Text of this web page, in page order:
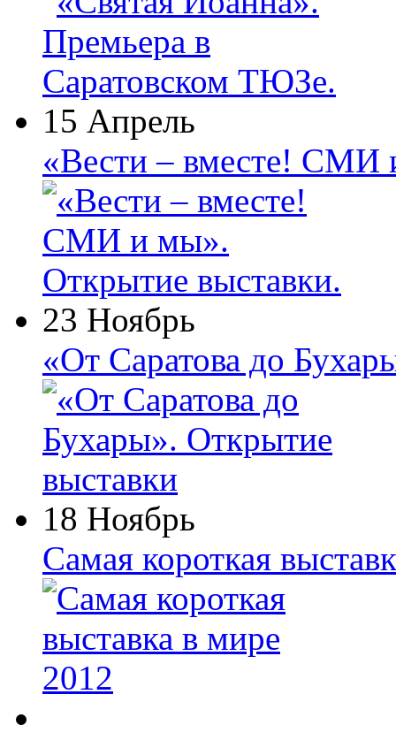
15 Апрель
«Вести – вместе! СМИ
23 Ноябрь
«От Саратова до
18 Ноябрь
Самая короткая